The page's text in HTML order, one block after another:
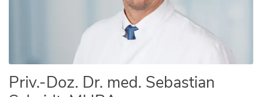
Priv.-Doz. Dr. med. Sebastian